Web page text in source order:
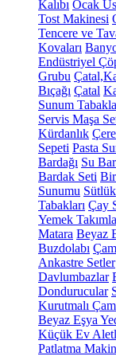
Kalıbı Ocak
Tost Makinesi
Tencere ve
Kovaları
Endüstriyel
Grubu
Bıçağı Çatal
Sunum
Servis Maşa
Kürdanlık
Sepeti Pasta
Bardağı Su
Bardak Seti
Sunumu Sütlük
Tabakları Çay
Yemek
Matara Beyaz
Buzdolabı
Ankastre Setler
Davlumbazlar
Dondurucular
Kurutmalı
Beyaz Eşya
Küçük Ev
Patlatma